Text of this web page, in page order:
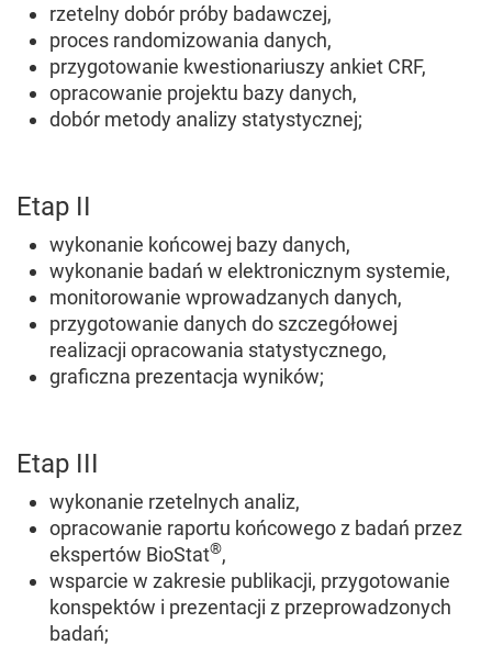
rzetelny dobór próby badawczej,
proces randomizowania danych,
przygotowanie kwestionariuszy ankiet CRF,
opracowanie projektu bazy danych,
dobór metody analizy statystycznej;
Etap II
wykonanie końcowej bazy danych,
wykonanie badań w elektronicznym systemie,
monitorowanie wprowadzanych danych,
przygotowanie danych do szczegółowej
realizacji opracowania statystycznego,
graficzna prezentacja wyników;
Etap III
wykonanie rzetelnych analiz,
opracowanie raportu końcowego z badań przez
ekspertów BioStat®,
wsparcie w zakresie publikacji, przygotowanie
konspektów i prezentacji z przeprowadzonych
badań;